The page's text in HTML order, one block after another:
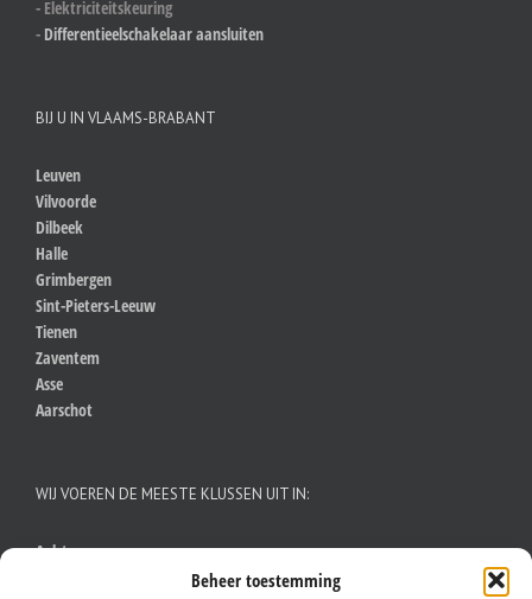
Beheer toestemming
- Elektriciteitskeuring
- Differentieelschakelaar aansluiten
BIJ U IN VLAAMS-BRABANT
Leuven
Vilvoorde
Dilbeek
Halle
Grimbergen
Sint-Pieters-Leeuw
Tienen
Zaventem
Asse
Aarschot
WIJ VOEREN DE MEESTE KLUSSEN UIT IN:
Aalst